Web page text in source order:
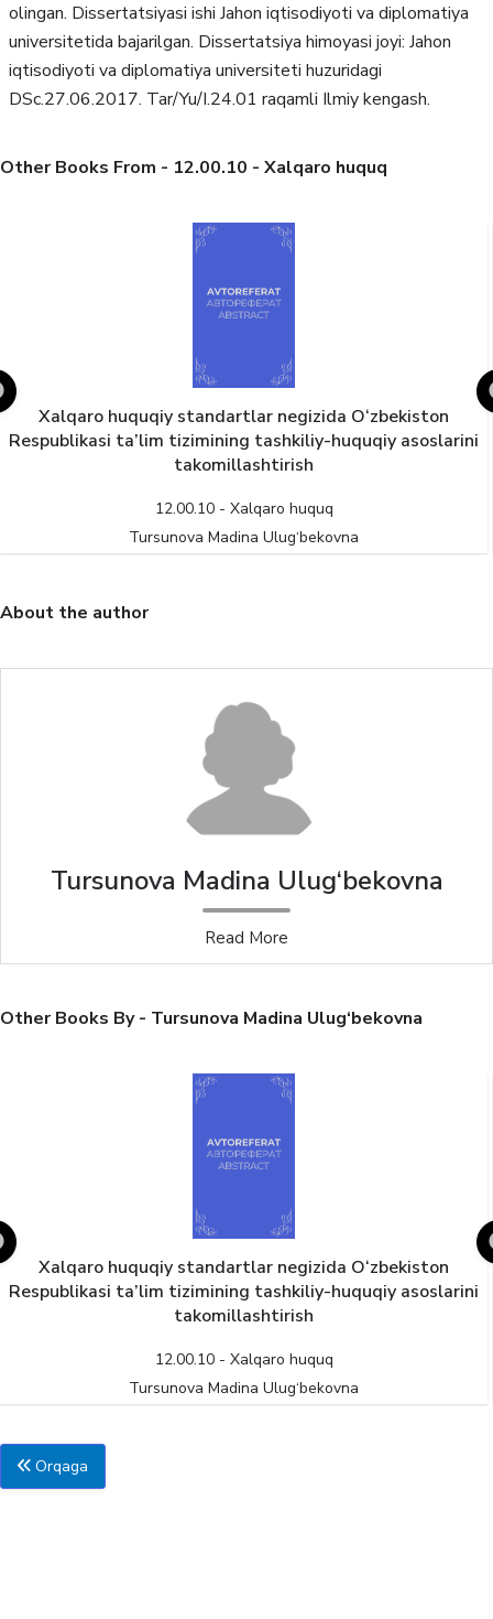
olingan. Dissertatsiyasi ishi Jahon iqtisodiyoti va diplomatiya
universitetida bajarilgan. Dissertatsiya himoyasi joyi: Jahon
iqtisodiyoti va diplomatiya universiteti huzuridagi
DSc.27.06.2017. Tar/Yu/I.24.01 raqamli Ilmiy kengash.
Other Books From - 12.00.10 - Xalqaro huquq
Xalqaro huquqiy standartlar negizida O‘zbekiston
Respublikasi ta’lim tizimining tashkiliy-huquqiy asoslarini
takomillashtirish
12.00.10 - Xalqaro huquq
Tursunova Madina Ulug‘bekovna
About the author
Tursunova Madina Ulug‘bekovna
Read More
Other Books By - Tursunova Madina Ulug‘bekovna
Xalqaro huquqiy standartlar negizida O‘zbekiston
Respublikasi ta’lim tizimining tashkiliy-huquqiy asoslarini
takomillashtirish
12.00.10 - Xalqaro huquq
Tursunova Madina Ulug‘bekovna
Orqaga